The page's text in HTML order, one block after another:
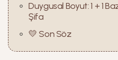
Duygusal Boyut: 1 + 1
Şifa
💛 Son Söz